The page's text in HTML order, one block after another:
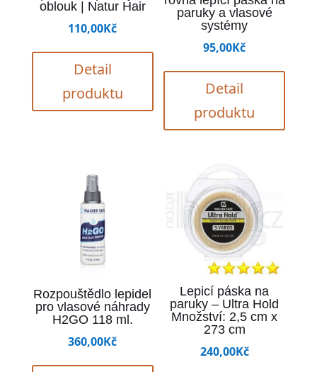
oblouk | Natur Hair
110,00Kč
Detail
produktu
paruky a vlasové
systémy
95,00Kč
Detail
produktu
Rozpouštědlo lepidel
pro vlasové náhrady
H2GO 118 ml.
360,00Kč
Lepicí páska na
paruky – Ultra Hold
Množství: 2,5 cm x
273 cm
240,00Kč